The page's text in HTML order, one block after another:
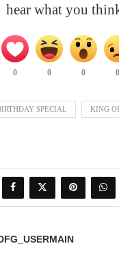
hear what you
0 0 0
SPECIAL KING